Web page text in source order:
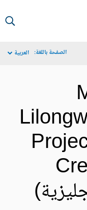
الصفحة باللغة: العربية